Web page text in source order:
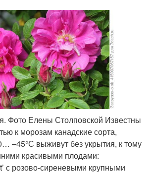
Фото Елены Столповской Известны
к морозам канадские сорта,
–45°С выживут без укрытия, к тому
красивыми плодами:
с розово-сиреневыми крупными